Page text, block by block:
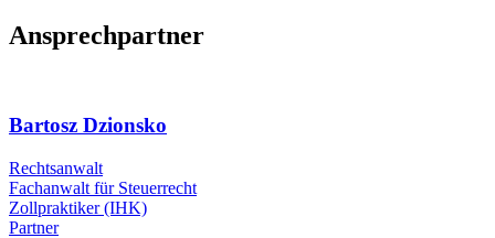
Ansprechpartner
Bartosz Dzionsko
Rechtsanwalt
Fachanwalt für Steuerrecht
Zollpraktiker (IHK)
Partner